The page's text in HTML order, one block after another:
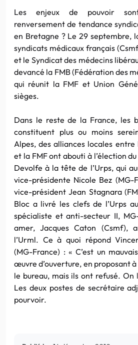
Les enjeux de pouvoir
renversement de tendance
en Bretagne ? Le 29 septembre,
syndicats médicaux français
et le Syndicat des médecins
devancé la FMB (Fédération des
qui réunit la FMF et Union
sièges.
Dans le reste de la France, les
constituent plus ou moins
Alpes, des alliances locales
et la FMF ont abouti à l’élection
Devolfe à la tête de l’Urps, qui
vice-présidente Nicole Bez (MG-
vice-président Jean Stagnara
Bloc a livré les clefs de l’Urps
spécialiste et anti-secteur II,
amer, Jacques Caton (Csmf),
l’Urml. Ce à quoi répond
(MG-France) : « C’est un
œuvre d’ouverture, en proposant
le bureau, mais ils ont refusé. On
Les deux postes de secrétaire
pourvoir.